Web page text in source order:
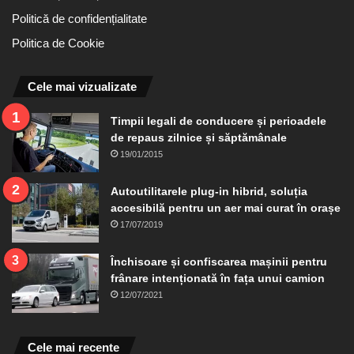
Politică de confidențialitate
Politica de Cookie
Cele mai vizualizate
Timpii legali de conducere și perioadele
de repaus zilnice și săptămânale
19/01/2015
Autoutilitarele plug-in hibrid, soluția
accesibilă pentru un aer mai curat în orașe
17/07/2019
Închisoare și confiscarea mașinii pentru
frânare intenționată în fața unui camion
12/07/2021
Cele mai recente